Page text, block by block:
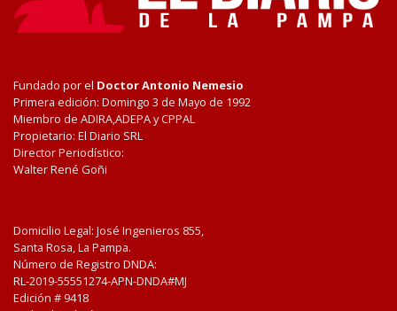
Fundado por el Doctor Antonio Nemesio
Primera edición: Domingo 3 de Mayo de 1992
Miembro de ADIRA,ADEPA y CPPAL
Propietario: El Diario SRL
Director Periodístico:
Walter René Goñi
Domicilio Legal: José Ingenieros 855,
Santa Rosa, La Pampa.
Número de Registro DNDA:
RL-2019-55551274-APN-DNDA#MJ
Edición # 9418